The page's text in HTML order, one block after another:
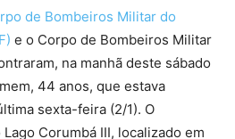
de Bombeiros Militar do
e o Corpo de Bombeiros Militar
na manhã deste sábado
44 anos, que estava
sexta-feira (2/1). O
Corumbá III, localizado em